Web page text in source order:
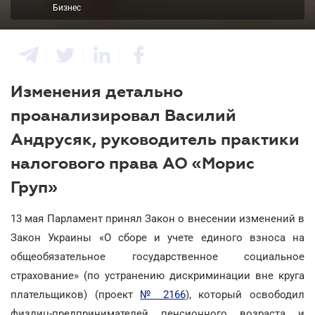
Бизнес
Изменения детально
проанализировал Василий
Андрусяк, руководитель практики
налогового права АО «Морис
Груп»
13 мая Парламент принял Закон о внесении изменений в
Закон Украины «О сборе и учете единого взноса на
общеобязательное государственное социальное
страхование» (по устранению дискриминации вне круга
плательщиков) (проект № 2166), который освободил